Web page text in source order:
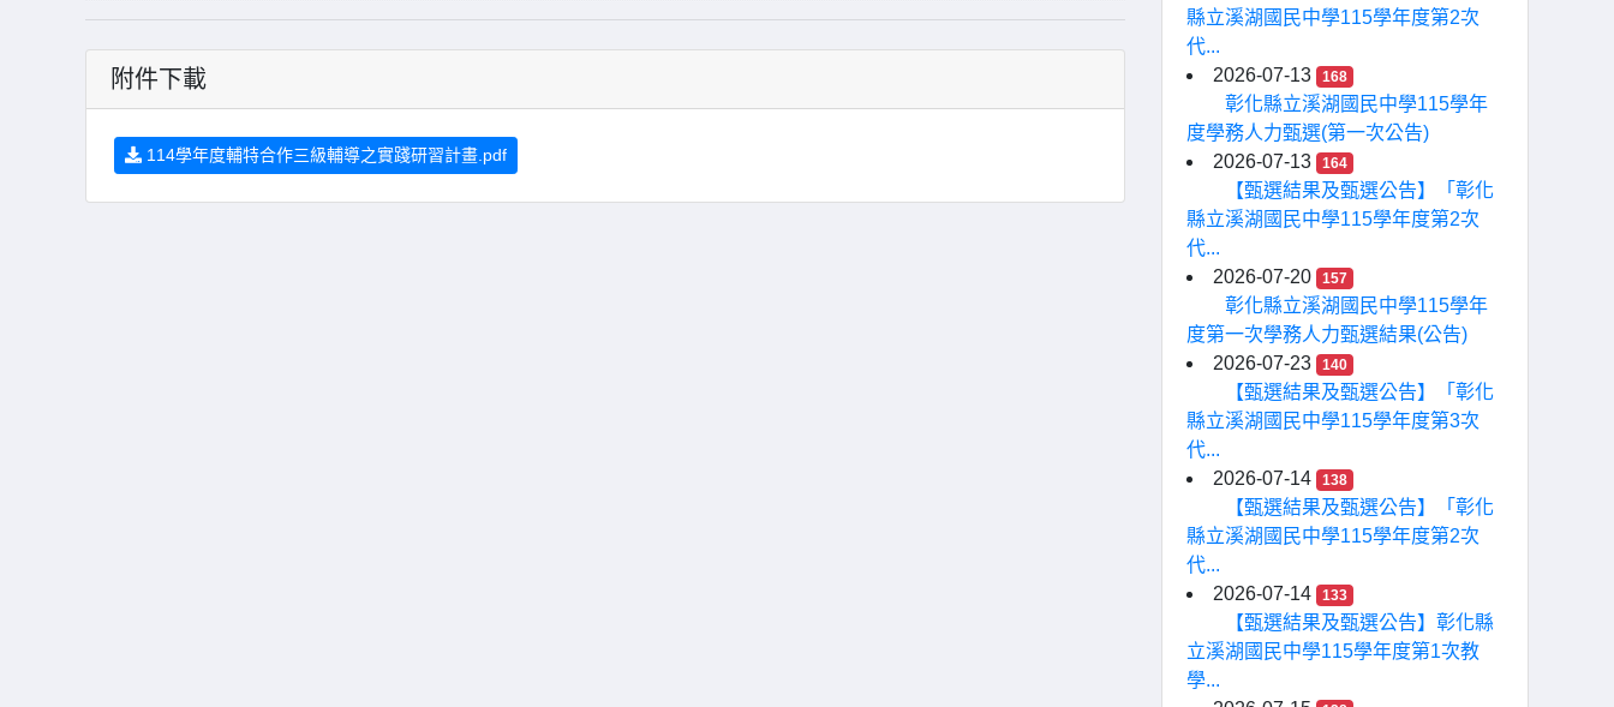
附件下載
114學年度輔特合作三級輔導之實踐研習計畫.pdf
縣立溪湖國民中學115學年度第2次
代...
2026-07-13
168
彰化縣立溪湖國民中學115學年
度學務人力甄選(第一次公告)
2026-07-13
164
【甄選結果及甄選公告】「彰化
縣立溪湖國民中學115學年度第2次
代...
2026-07-20
157
彰化縣立溪湖國民中學115學年
度第一次學務人力甄選結果(公告)
2026-07-23
140
【甄選結果及甄選公告】「彰化
縣立溪湖國民中學115學年度第3次
代...
2026-07-14
138
【甄選結果及甄選公告】「彰化
縣立溪湖國民中學115學年度第2次
代...
2026-07-14
133
【甄選結果及甄選公告】彰化縣
立溪湖國民中學115學年度第1次教
學...